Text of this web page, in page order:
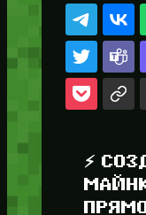
⚡